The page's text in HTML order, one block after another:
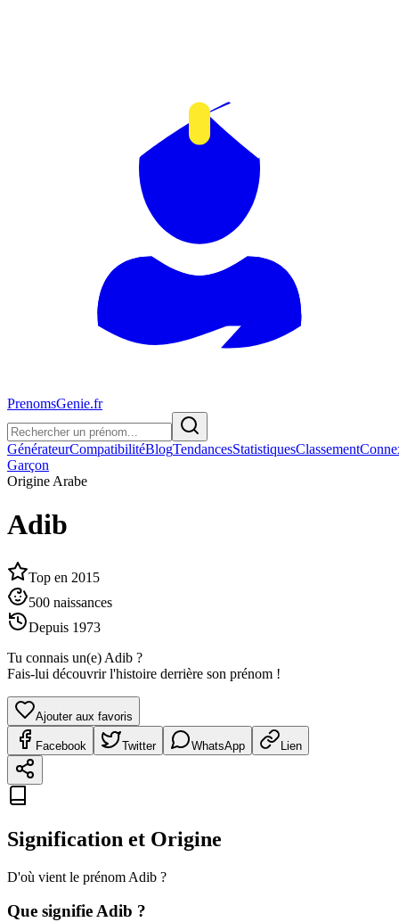
PrenomsGenie.fr
GénérateurCompatibilitéBlogTendancesStatistiquesClassement
Garçon
Origine Arabe
Adib
Top en 2015
500 naissances
Depuis 1973
Tu connais un(e) Adib ?
Fais-lui découvrir l'histoire derrière son prénom !
Ajouter aux favoris
Facebook Twitter WhatsApp Lien
Signification et Origine
D'où vient le prénom Adib ?
Que signifieAdib ?